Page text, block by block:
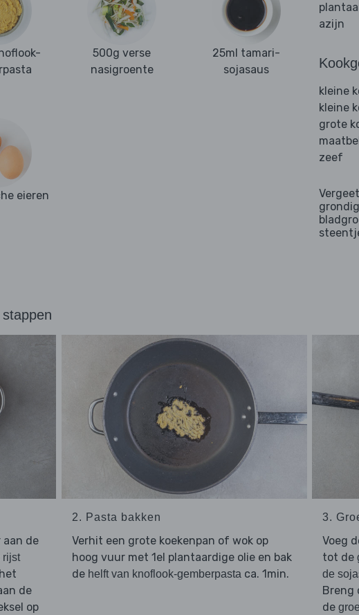
500g verse
nasigroente
25ml tamari-
sojasaus
eieren
azijn
kleine
kleine
grote
zeef
de
rijst
de
op
2. Pasta bakken
Verhit een grote koekenpan of wok op
hoog vuur met 1el plantaardige olie en bak
de helft van knoflook-gemberpastaca. 1min.
3.
Voeg
tot de
de
Breng
de